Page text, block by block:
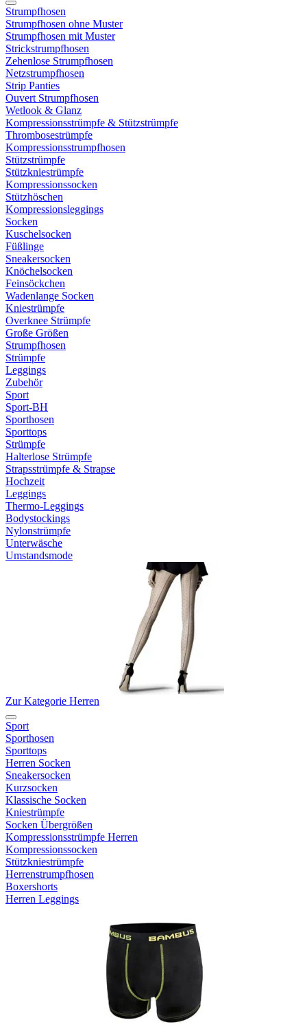
Strumpfhosen
Strumpfhosen ohne Muster
Strumpfhosen mit Muster
Strickstrumpfhosen
Zehenlose Strumpfhosen
Netzstrumpfhosen
Strip Panties
Ouvert Strumpfhosen
Wetlook & Glanz
Kompressionsstrümpfe & Stützstrümpfe
Thrombosestrümpfe
Kompressionsstrumpfhosen
Stützstrümpfe
Stützkniestrümpfe
Kompressionssocken
Stützhöschen
Kompressionsleggings
Socken
Kuschelsocken
Füßlinge
Sneakersocken
Knöchelsocken
Feinsöckchen
Wadenlange Socken
Kniestrümpfe
Overknee Strümpfe
Große Größen
Strumpfhosen
Strümpfe
Leggings
Zubehör
Sport
Sport-BH
Sporthosen
Sporttops
Strümpfe
Halterlose Strümpfe
Strapsstrümpfe & Strapse
Hochzeit
Leggings
Thermo-Leggings
Bodystockings
Nylonstrümpfe
Unterwäsche
Umstandsmode
Zur Kategorie Herren
Sport
Sporthosen
Sporttops
Herren Socken
Sneakersocken
Kurzsocken
Klassische Socken
Kniestrümpfe
Socken Übergrößen
Kompressionsstrümpfe Herren
Kompressionssocken
Stützkniestrümpfe
Herrenstrumpfhosen
Boxershorts
Herren Leggings